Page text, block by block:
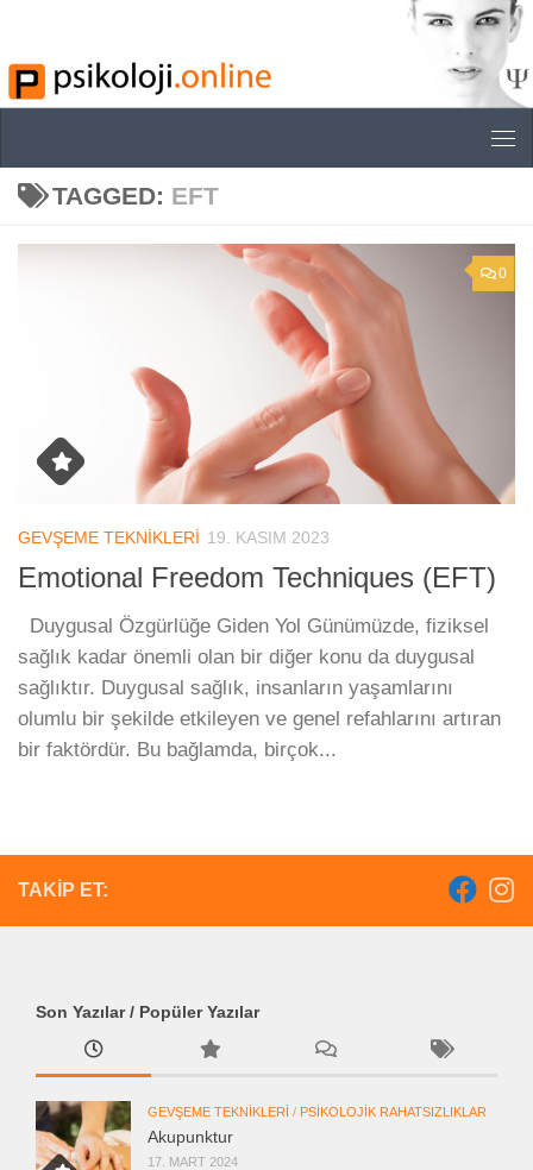
TAGGED: EFT
0
GEVŞEME TEKNIKLERI 19. KASIM 2023
Emotional Freedom Techniques (EFT)
Duygusal Özgürlüğe Giden Yol Günümüzde, fiziksel
sağlık kadar önemli olan bir diğer konu da duygusal
sağlıktır. Duygusal sağlık, insanların yaşamlarını
olumlu bir şekilde etkileyen ve genel refahlarını artıran
bir faktördür. Bu bağlamda, birçok...
TAKIP ET:
Son Yazılar / Popüler Yazılar
GEVŞEME TEKNIKLERI / PSIKOLOJIK RAHATSIZLIKLAR
Akupunktur
17. MART 2024